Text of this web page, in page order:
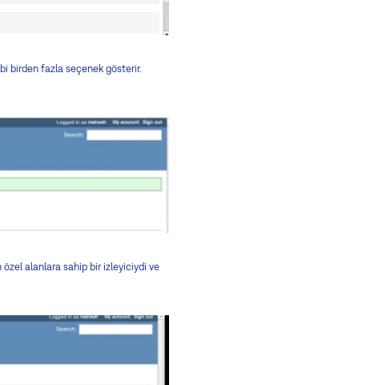
birden fazla seçenek gösterir.
alanlara sahip bir izleyiciydi ve